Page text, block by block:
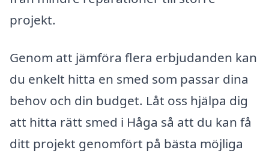
projekt.
Genom att jämföra flera erbjudanden kan
du enkelt hitta en smed som passar dina
behov och din budget. Låt oss hjälpa dig
att hitta rätt smed i Håga så att du kan få
ditt projekt genomfört på bästa möjliga